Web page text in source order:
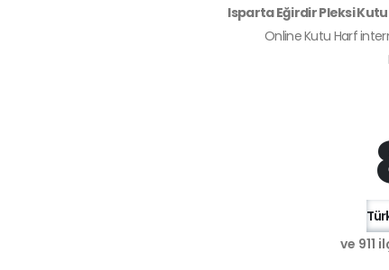
Isparta Eğirdir Pleksi
Online Kutu Harf
ve 911